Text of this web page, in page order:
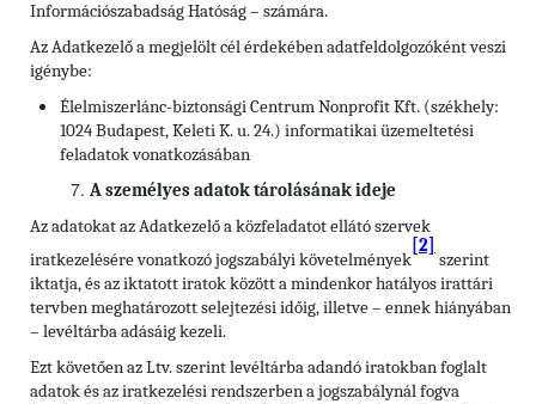
Információszabadság Hatóság – számára.
Az Adatkezelő a megjelölt cél érdekében adatfeldolgozóként veszi
igénybe:
Élelmiszerlánc-biztonsági Centrum Nonprofit Kft. (székhely:
1024 Budapest, Keleti K. u. 24.) informatikai üzemeltetési
feladatok vonatkozásában
A személyes adatok tárolásának ideje
Az adatokat az Adatkezelő a közfeladatot ellátó szervek
iratkezelésére vonatkozó jogszabályi követelmények
[2]
szerint
iktatja, és az iktatott iratok között a mindenkor hatályos irattári
tervben meghatározott selejtezési időig, illetve – ennek hiányában
– levéltárba adásáig kezeli.
Ezt követően az Ltv. szerint levéltárba adandó iratokban foglalt
adatok és az iratkezelési rendszerben a jogszabálynál fogva